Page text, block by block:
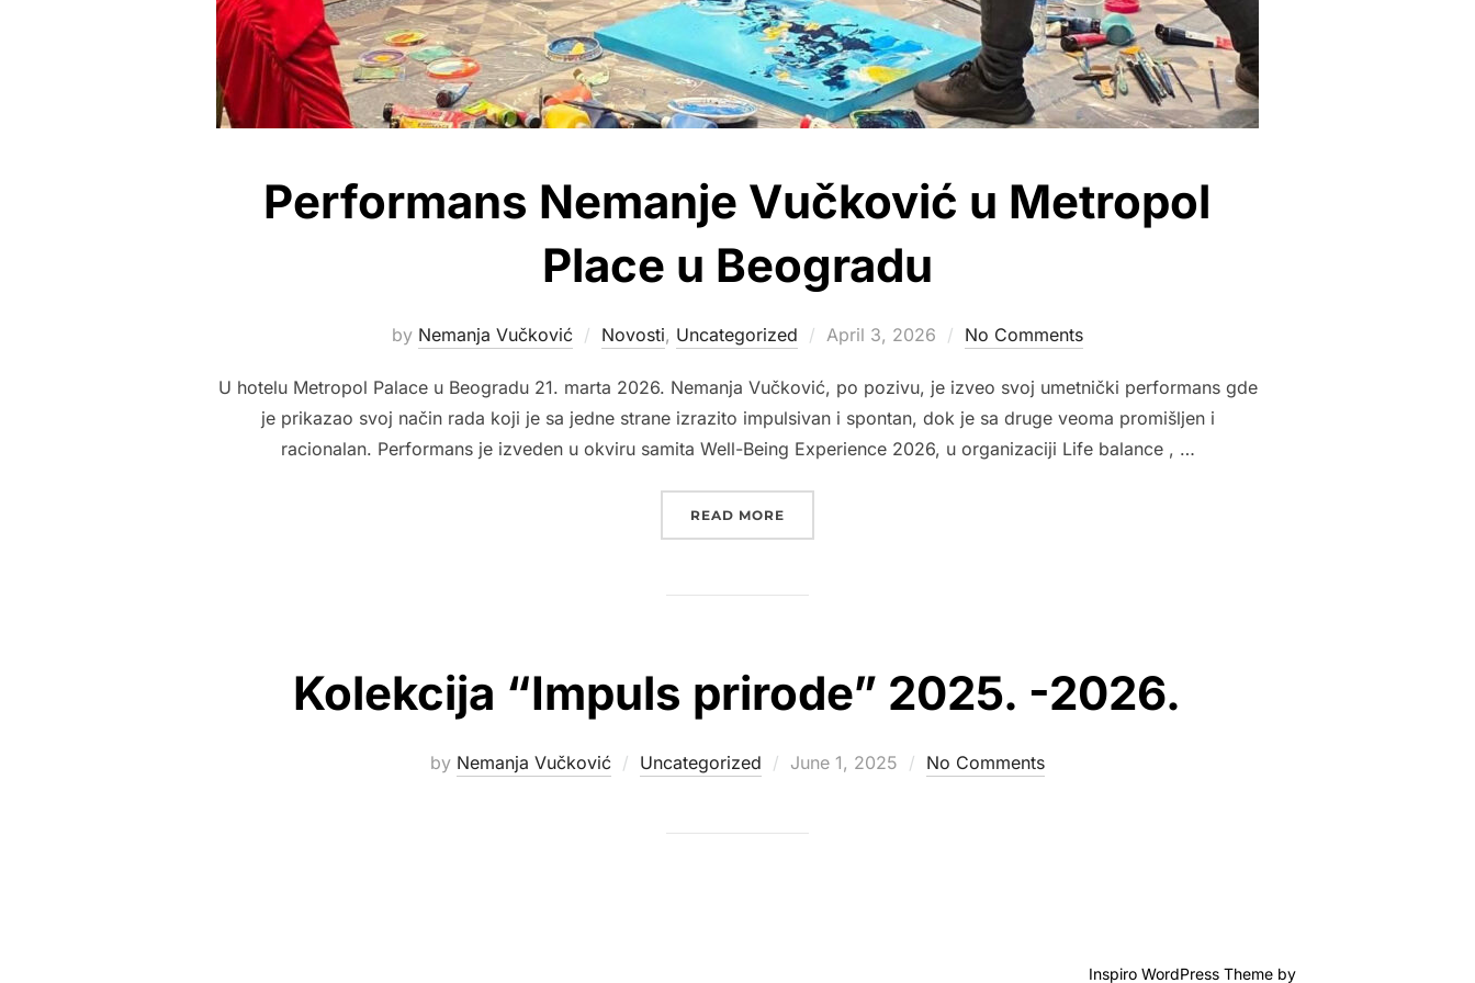
Performans Nemanje Vučković u Metropol
Place u Beogradu
by Nemanja Vučković Novosti, Uncategorized
Posted
April 3, 2026 No Comments
U hotelu Metropol Palace u Beogradu 21. marta 2026. Nemanja Vučković, po pozivu, je izveo svoj umetnički performans gde
je prikazao svoj način rada koji je sa jedne strane izrazito impulsivan i spontan, dok je sa druge veoma promišljen i
racionalan. Performans je izveden u okviru samita Well-Being Experience 2026, u organizaciji Life balance , …
READ MORE
Kolekcija “Impuls prirode” 2025. -2026.
by Nemanja Vučković Uncategorized
Posted
June 1, 2025 No Comments
Inspiro WordPress Theme by